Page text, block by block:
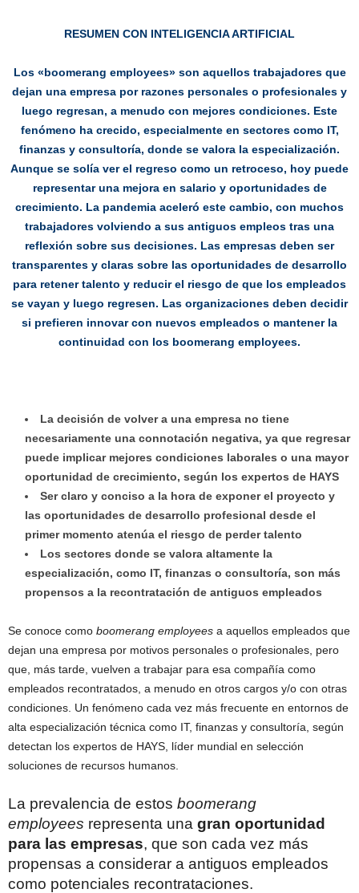
RESUMEN CON INTELIGENCIA ARTIFICIAL
Los «boomerang employees» son aquellos trabajadores que
dejan una empresa por razones personales o profesionales y
luego regresan, a menudo con mejores condiciones. Este
fenómeno ha crecido, especialmente en sectores como IT,
finanzas y consultoría, donde se valora la especialización.
Aunque se solía ver el regreso como un retroceso, hoy puede
representar una mejora en salario y oportunidades de
crecimiento. La pandemia aceleró este cambio, con muchos
trabajadores volviendo a sus antiguos empleos tras una
reflexión sobre sus decisiones. Las empresas deben ser
transparentes y claras sobre las oportunidades de desarrollo
para retener talento y reducir el riesgo de que los empleados
se vayan y luego regresen. Las organizaciones deben decidir
si prefieren innovar con nuevos empleados o mantener la
continuidad con los boomerang employees.
La decisión de volver a una empresa no tiene
necesariamente una connotación negativa, ya que regresar
puede implicar mejores condiciones laborales o una mayor
oportunidad de crecimiento, según los expertos de HAYS
Ser claro y conciso a la hora de exponer el proyecto y
las oportunidades de desarrollo profesional desde el
primer momento atenúa el riesgo de perder talento
Los sectores donde se valora altamente la
especialización, como IT, finanzas o consultoría, son más
propensos a la recontratación de antiguos empleados
Se conoce como boomerang employees a aquellos empleados que
dejan una empresa por motivos personales o profesionales, pero
que, más tarde, vuelven a trabajar para esa compañía como
empleados recontratados, a menudo en otros cargos y/o con otras
condiciones. Un fenómeno cada vez más frecuente en entornos de
alta especialización técnica como IT, finanzas y consultoría, según
detectan los expertos de HAYS, líder mundial en selección
soluciones de recursos humanos.
La prevalencia de estos boomerang
employees representa una gran oportunidad
para las empresas, que son cada vez más
propensas a considerar a antiguos empleados
como potenciales recontrataciones.